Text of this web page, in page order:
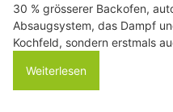
30 % grösserer Backofen,
Absaugsystem, das Dampf
Kochfeld, sondern erstmals
Weiterlesen